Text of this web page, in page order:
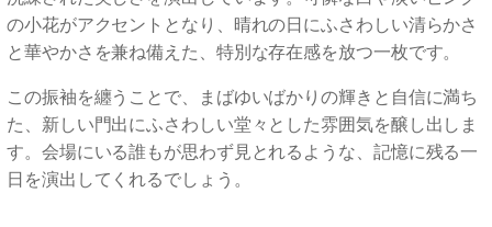
の小花がアクセントとなり、晴れの日にふさわしい清らかさ
と華やかさを兼ね備えた、特別な存在感を放つ一枚です。
この振袖を纏うことで、まばゆいばかりの輝きと自信に満ち
た、新しい門出にふさわしい堂々とした雰囲気を醸し出しま
す。会場にいる誰もが思わず見とれるような、記憶に残る一
日を演出してくれるでしょう。